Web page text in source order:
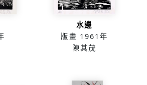
水邊
版畫 1961年
陳其茂